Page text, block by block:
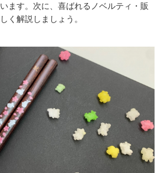
ます。次に、喜ばれるノベルティ・販
く解説しましょう。